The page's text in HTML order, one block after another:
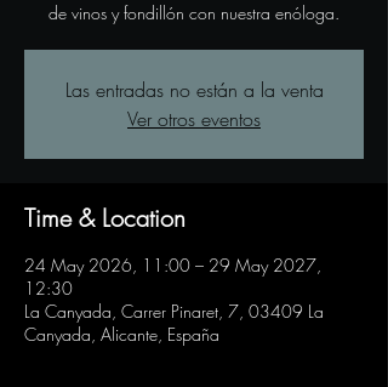
de vinos y fondillón con nuestra enóloga.
Las entradas no están a la venta
Ver otros eventos
Time & Location
24 May 2026, 11:00 – 29 May 2027,
12:30
La Canyada, Carrer Pinaret, 7, 03409 La
Canyada, Alicante, España